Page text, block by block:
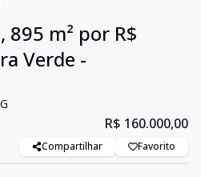
895 m² por R$
Verde -
R$ 160.000,00
Compartilhar Favorito